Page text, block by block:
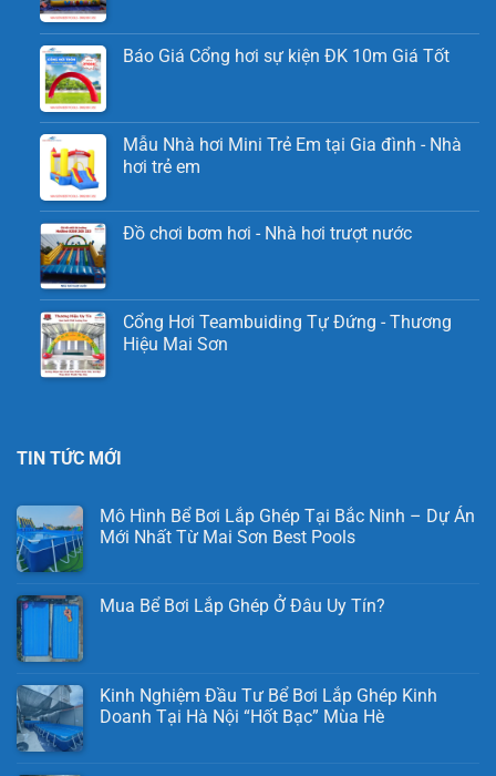
Báo Giá Cổng hơi sự kiện ĐK 10m Giá Tốt
Mẫu Nhà hơi Mini Trẻ Em tại Gia đình - Nhà
hơi trẻ em
Đồ chơi bơm hơi - Nhà hơi trượt nước
Cổng Hơi Teambuiding Tự Đứng - Thương
Hiệu Mai Sơn
TIN TỨC MỚI
Mô Hình Bể Bơi Lắp Ghép Tại Bắc Ninh – Dự Án
Mới Nhất Từ Mai Sơn Best Pools
Mua Bể Bơi Lắp Ghép Ở Đâu Uy Tín?
Kinh Nghiệm Đầu Tư Bể Bơi Lắp Ghép Kinh
Doanh Tại Hà Nội “Hốt Bạc” Mùa Hè